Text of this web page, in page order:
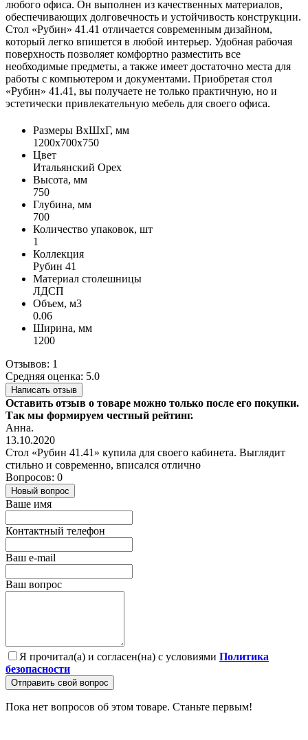
любого офиса. Он выполнен из качественных материалов,
обеспечивающих долговечность и устойчивость конструкции.
Стол «Рубин» 41.41 отличается современным дизайном,
который легко впишется в любой интерьер. Удобная рабочая
поверхность позволяет комфортно разместить все
необходимые предметы, а также имеет достаточно места для
работы с компьютером и документами. Приобретая стол
«Рубин» 41.41, вы получаете не только практичную, но и
эстетически привлекательную мебель для своего офиса.
Размеры ВхШхГ, мм
1200x700x750
Цвет
Итальянский Орех
Высота, мм
750
Глубина, мм
700
Количество упаковок, шт
1
Коллекция
Рубин 41
Материал столешницы
ЛДСП
Объем, м3
0.06
Ширина, мм
1200
Отзывов: 1
Средняя оценка: 5.0
Написать отзыв
Оставить отзыв о товаре можно только после его покупки.
Так мы формируем честный рейтинг.
Анна.
13.10.2020
Стол «Рубин 41.41» купила для своего кабинета. Выглядит
стильно и современно, вписался отлично
Вопросов: 0
Новый вопрос
Ваше имя
Контактный телефон
Ваш e-mail
Ваш вопрос
Я прочитал(а) и согласен(на) с условиями Политика
безопасности
Отправить свой вопрос
Пока нет вопросов об этом товаре. Станьте первым!